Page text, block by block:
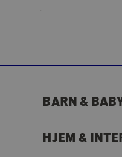
BARN &
HJEM &